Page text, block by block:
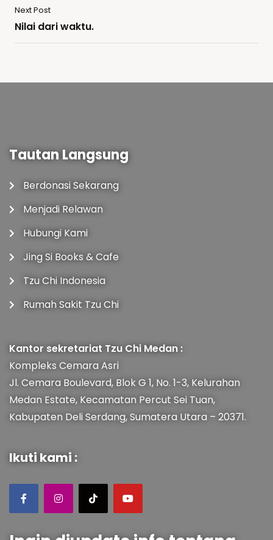
Next Post
Nilai dari waktu.
Tautan Langsung
Berdonasi Sekarang
Menjadi Relawan
Hubungi Kami
Jing Si Books & Cafe
Tzu Chi Indonesia
Rumah Sakit Tzu Chi
Kantor sekretariat Tzu Chi Medan :
Kompleks Cemara Asri
Jl. Cemara Boulevard, Blok G 1, No. 1-3, Kelurahan
Medan Estate, Kecamatan Percut Sei Tuan,
Kabupaten Deli Serdang, Sumatera Utara – 20371.
Ikuti kami :